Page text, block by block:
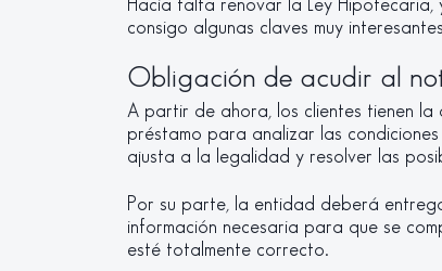
Hacía falta renovar la Ley
consigo algunas claves muy
Obligación de acudir al
A partir de ahora, los clientes tienen
préstamo para analizar las
ajusta a la legalidad y resolver las
Por su parte, la entidad deberá
información necesaria para que se
esté totalmente correcto.